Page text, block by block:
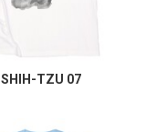
SHIH-TZU 07